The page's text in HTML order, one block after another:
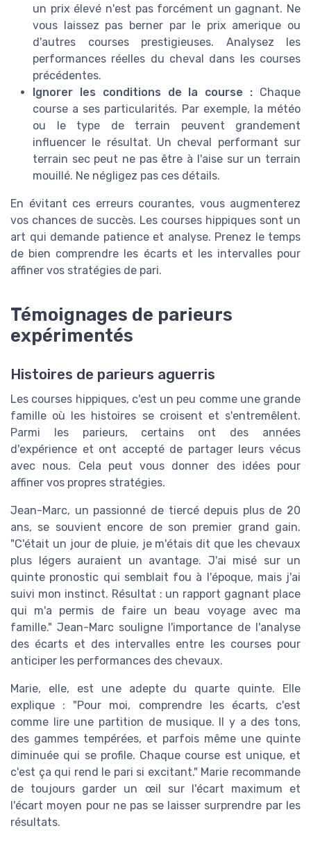
un prix élevé n'est pas forcément un gagnant. Ne
vous laissez pas berner par le prix amerique ou
d'autres courses prestigieuses. Analysez les
performances réelles du cheval dans les courses
précédentes.
Ignorer les conditions de la course : Chaque
course a ses particularités. Par exemple, la météo
ou le type de terrain peuvent grandement
influencer le résultat. Un cheval performant sur
terrain sec peut ne pas être à l'aise sur un terrain
mouillé. Ne négligez pas ces détails.
En évitant ces erreurs courantes, vous augmenterez
vos chances de succès. Les courses hippiques sont un
art qui demande patience et analyse. Prenez le temps
de bien comprendre les écarts et les intervalles pour
affiner vos stratégies de pari.
Témoignages de parieurs
expérimentés
Histoires de parieurs aguerris
Les courses hippiques, c'est un peu comme une grande
famille où les histoires se croisent et s'entremêlent.
Parmi les parieurs, certains ont des années
d'expérience et ont accepté de partager leurs vécus
avec nous. Cela peut vous donner des idées pour
affiner vos propres stratégies.
Jean-Marc, un passionné de tiercé depuis plus de 20
ans, se souvient encore de son premier grand gain.
"C'était un jour de pluie, je m'étais dit que les chevaux
plus légers auraient un avantage. J'ai misé sur un
quinte pronostic qui semblait fou à l'époque, mais j'ai
suivi mon instinct. Résultat : un rapport gagnant place
qui m'a permis de faire un beau voyage avec ma
famille." Jean-Marc souligne l'importance de l'analyse
des écarts et des intervalles entre les courses pour
anticiper les performances des chevaux.
Marie, elle, est une adepte du quarte quinte. Elle
explique : "Pour moi, comprendre les écarts, c'est
comme lire une partition de musique. Il y a des tons,
des gammes tempérées, et parfois même une quinte
diminuée qui se profile. Chaque course est unique, et
c'est ça qui rend le pari si excitant." Marie recommande
de toujours garder un œil sur l'écart maximum et
l'écart moyen pour ne pas se laisser surprendre par les
résultats.